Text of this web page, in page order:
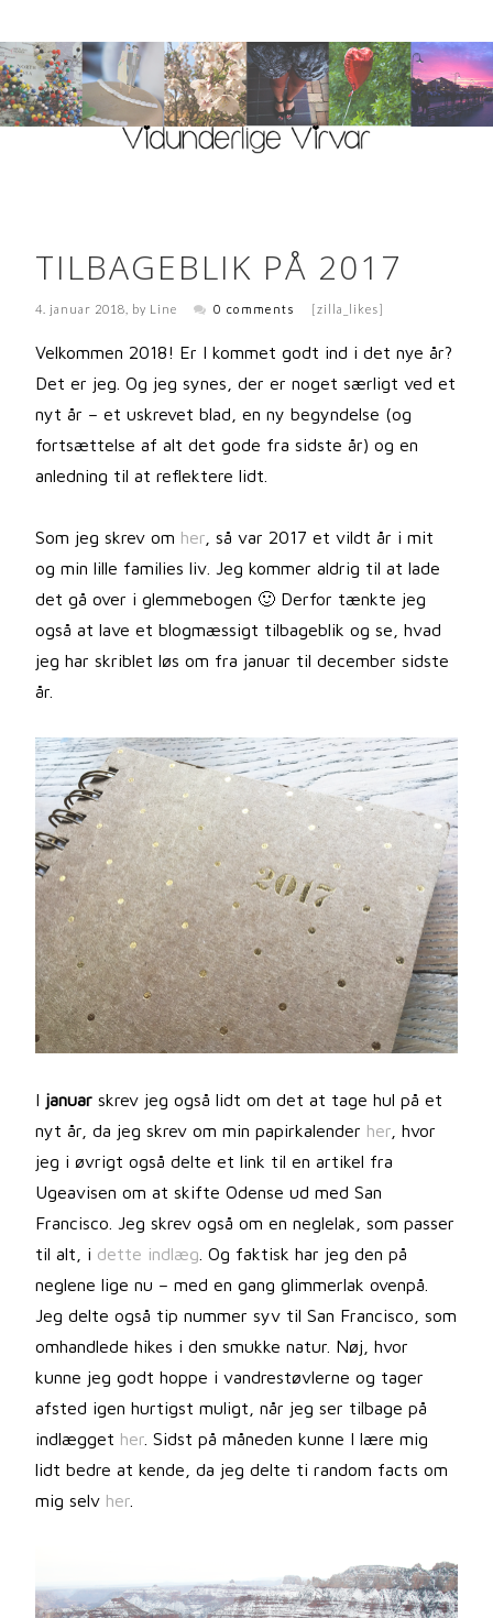
TILBAGEBLIK PÅ 2017
4. januar 2018 , by Line 0 comments [zilla_likes]
Velkommen 2018! Er I kommet godt ind i det nye år?
Det er jeg. Og jeg synes, der er noget særligt ved et
nyt år – et uskrevet blad, en ny begyndelse (og
fortsættelse af alt det gode fra sidste år) og en
anledning til at reflektere lidt.
Som jeg skrev om her , så var 2017 et vildt år i mit
og min lille families liv. Jeg kommer aldrig til at lade
det gå over i glemmebogen 🙂 Derfor tænkte jeg
også at lave et blogmæssigt tilbageblik og se, hvad
jeg har skriblet løs om fra januar til december sidste
år.
I januar skrev jeg også lidt om det at tage hul på et
nyt år, da jeg skrev om min papirkalender her , hvor
jeg i øvrigt også delte et link til en artikel fra
Ugeavisen om at skifte Odense ud med San
Francisco. Jeg skrev også om en neglelak, som passer
til alt, i dette indlæg . Og faktisk har jeg den på
neglene lige nu – med en gang glimmerlak ovenpå.
Jeg delte også tip nummer syv til San Francisco, som
omhandlede hikes i den smukke natur. Nøj, hvor
kunne jeg godt hoppe i vandrestøvlerne og tager
afsted igen hurtigst muligt, når jeg ser tilbage på
indlægget her . Sidst på måneden kunne I lære mig
lidt bedre at kende, da jeg delte ti random facts om
mig selv her